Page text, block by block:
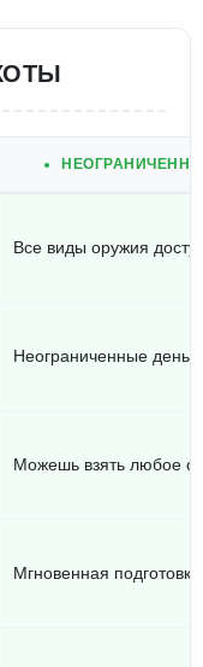
Все виды оружия
Неограниченные
Можешь взять любое
Мгновенная